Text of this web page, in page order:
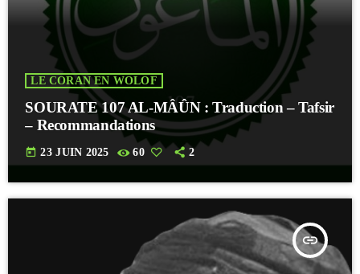
LE CORAN EN WOLOF
SOURATE 107 AL-MÂÛN : Traduction – Tafsir
– Recommandations
today 23 JUIN 2025 60 2
insert_link